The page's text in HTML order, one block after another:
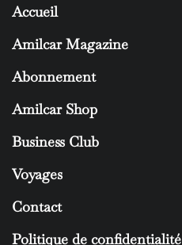
Accueil
Amilcar Magazine
Abonnement
Amilcar Shop
Business Club
Voyages
Contact
Politique de confidentialité